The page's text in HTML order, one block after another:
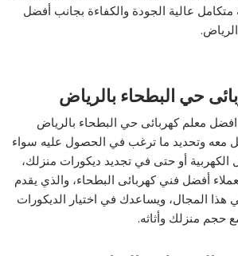
عالية الجودة والكفاءة بجانب أفضل
حي البطحاء بالرياض
معلم كهربائى حي البطحاء بالرياض
معه وتحديد ما ترغب في الحصول عليه سواء
أو حتى في تجديد ديكورات منزلك،
أفضل فني كهربائى البطحاء، والذي يقدم
هذا المجال، ويساعدك في اختيار الديكورات
حجم منزلك وأثاثه.